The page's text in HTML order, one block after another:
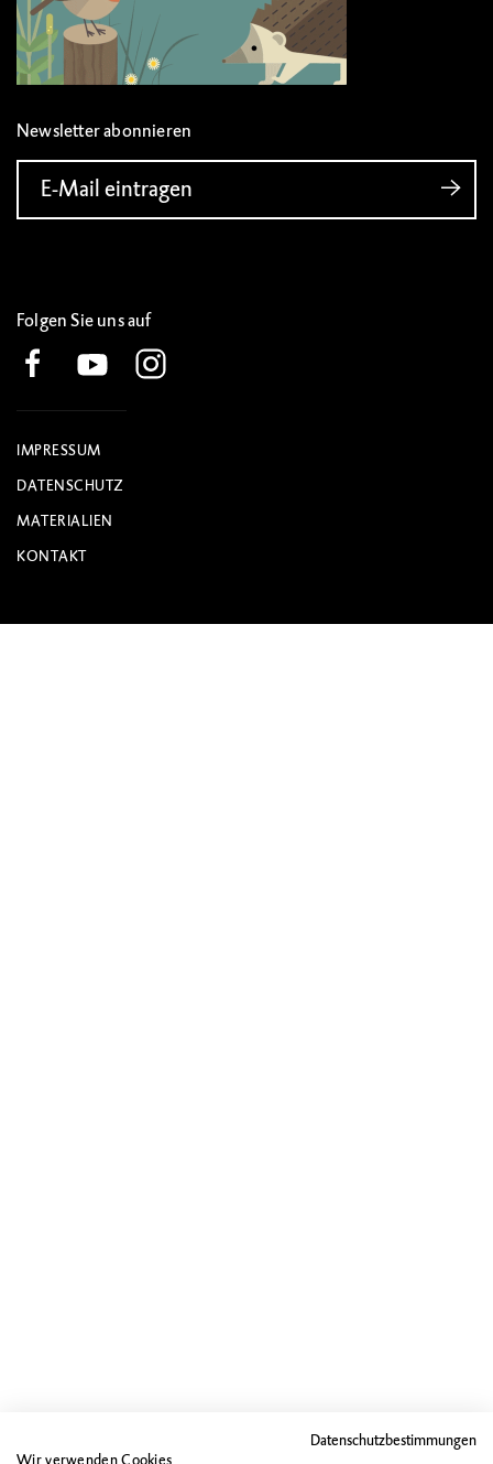
Newsletter abonnieren
E-Mail eintragen
Folgen Sie uns auf
IMPRESSUM
DATENSCHUTZ
MATERIALIEN
KONTAKT
Datenschutzbestimmungen
Wir verwenden Cookies